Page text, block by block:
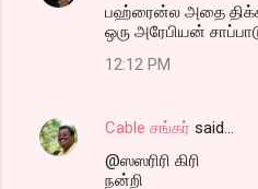
பஹ்ரைன்ல அதை
ஒரு அரேபியன்
12:12 PM
Cable சங்கர் said…
@ஸஸரிரி கிரி
நன்றி